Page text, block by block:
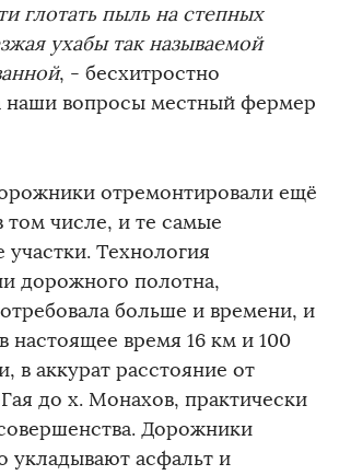
глотать пыль на степных
ухабы так называемой
, - бесхитростно
наши вопросы местный фермер
отремонтировали ещё
том числе, и те самые
Технология
дорожного полотна,
больше и времени, и
настоящее время 16 км и 100
в аккурат расстояние от
до х. Монахов, практически
Дорожники
укладывают асфальт и